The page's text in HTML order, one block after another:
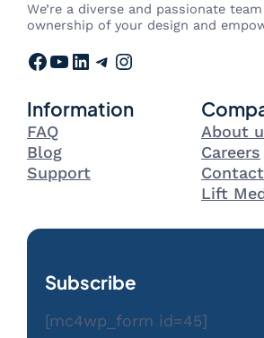
We’re a diverse and passionate
ownership of your design and
Facebook YouTube LinkedIn Telegram Instagram
Information
FAQ
Blog
Support
About
Careers
Lift
Subscribe
[mc4wp_form id=45]